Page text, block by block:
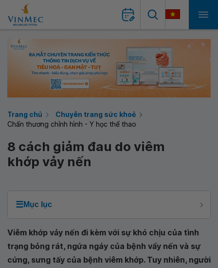
Trang chủ
Chuyên trang sức khoẻ
Chấn thương chỉnh hình - Y học thể thao
8 cách giảm đau do viêm
khớp vảy nến
☰Mục lục
Viêm khớp vảy nến đi kèm với sự khó chịu của tình
trạng bỏng rát, ngứa ngáy của bệnh vẩy nến và sự
cứng, sưng tấy của bệnh viêm khớp. Tuy nhiên, người